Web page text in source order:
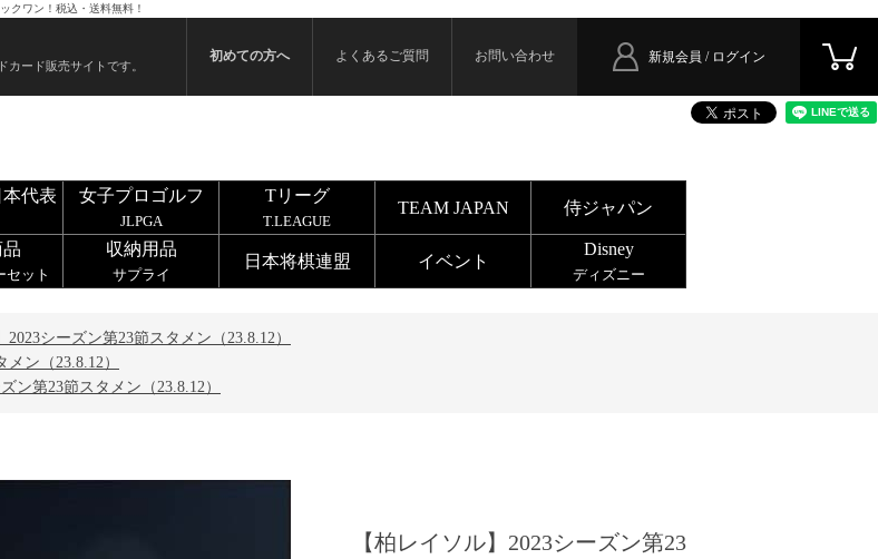
クワン！税込・送料無料！
ード販売サイトです。
新規会員 / ログイン
初めての方へ よくあるご質問 お問い合わせ
代表 女子プロゴルフ
JLPGA
Tリーグ
T.LEAGUE
TEAM JAPAN 侍ジャパン
セット
収納用品
サプライ
日本将棋連盟 イベント
Disney
ディズニー
2023シーズン第23節スタメン（23.8.12）
ン（23.8.12）
ン第23節スタメン（23.8.12）
【柏レイソル】2023シーズン第23